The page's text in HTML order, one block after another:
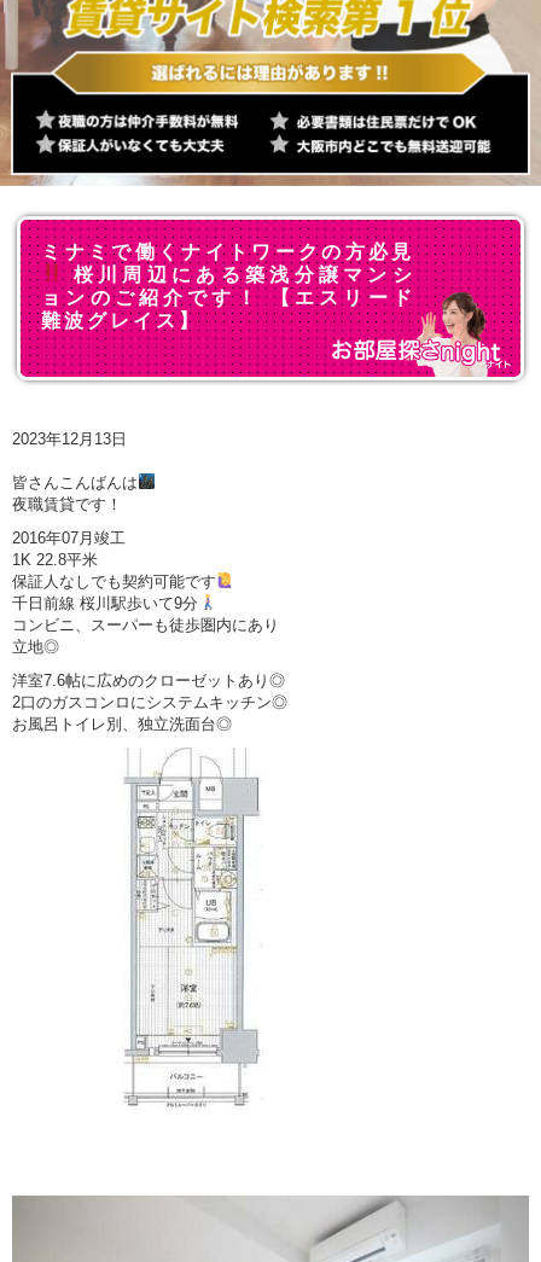
ミナミで働くナイトワークの方必見
桜川周辺にある築浅分譲マンシ
ョンのご紹介です！ 【エスリード
難波グレイス】
2023年12月13日
皆さんこんばんは
夜職賃貸です！
2016年07月竣工
1K 22.8平米
保証人なしでも契約可能です
千日前線 桜川駅歩いて9分
コンビニ、スーパーも徒歩圏内にあり
立地◎
洋室7.6帖に広めのクローゼットあり◎
2口のガスコンロにシステムキッチン◎
お風呂トイレ別、独立洗面台◎